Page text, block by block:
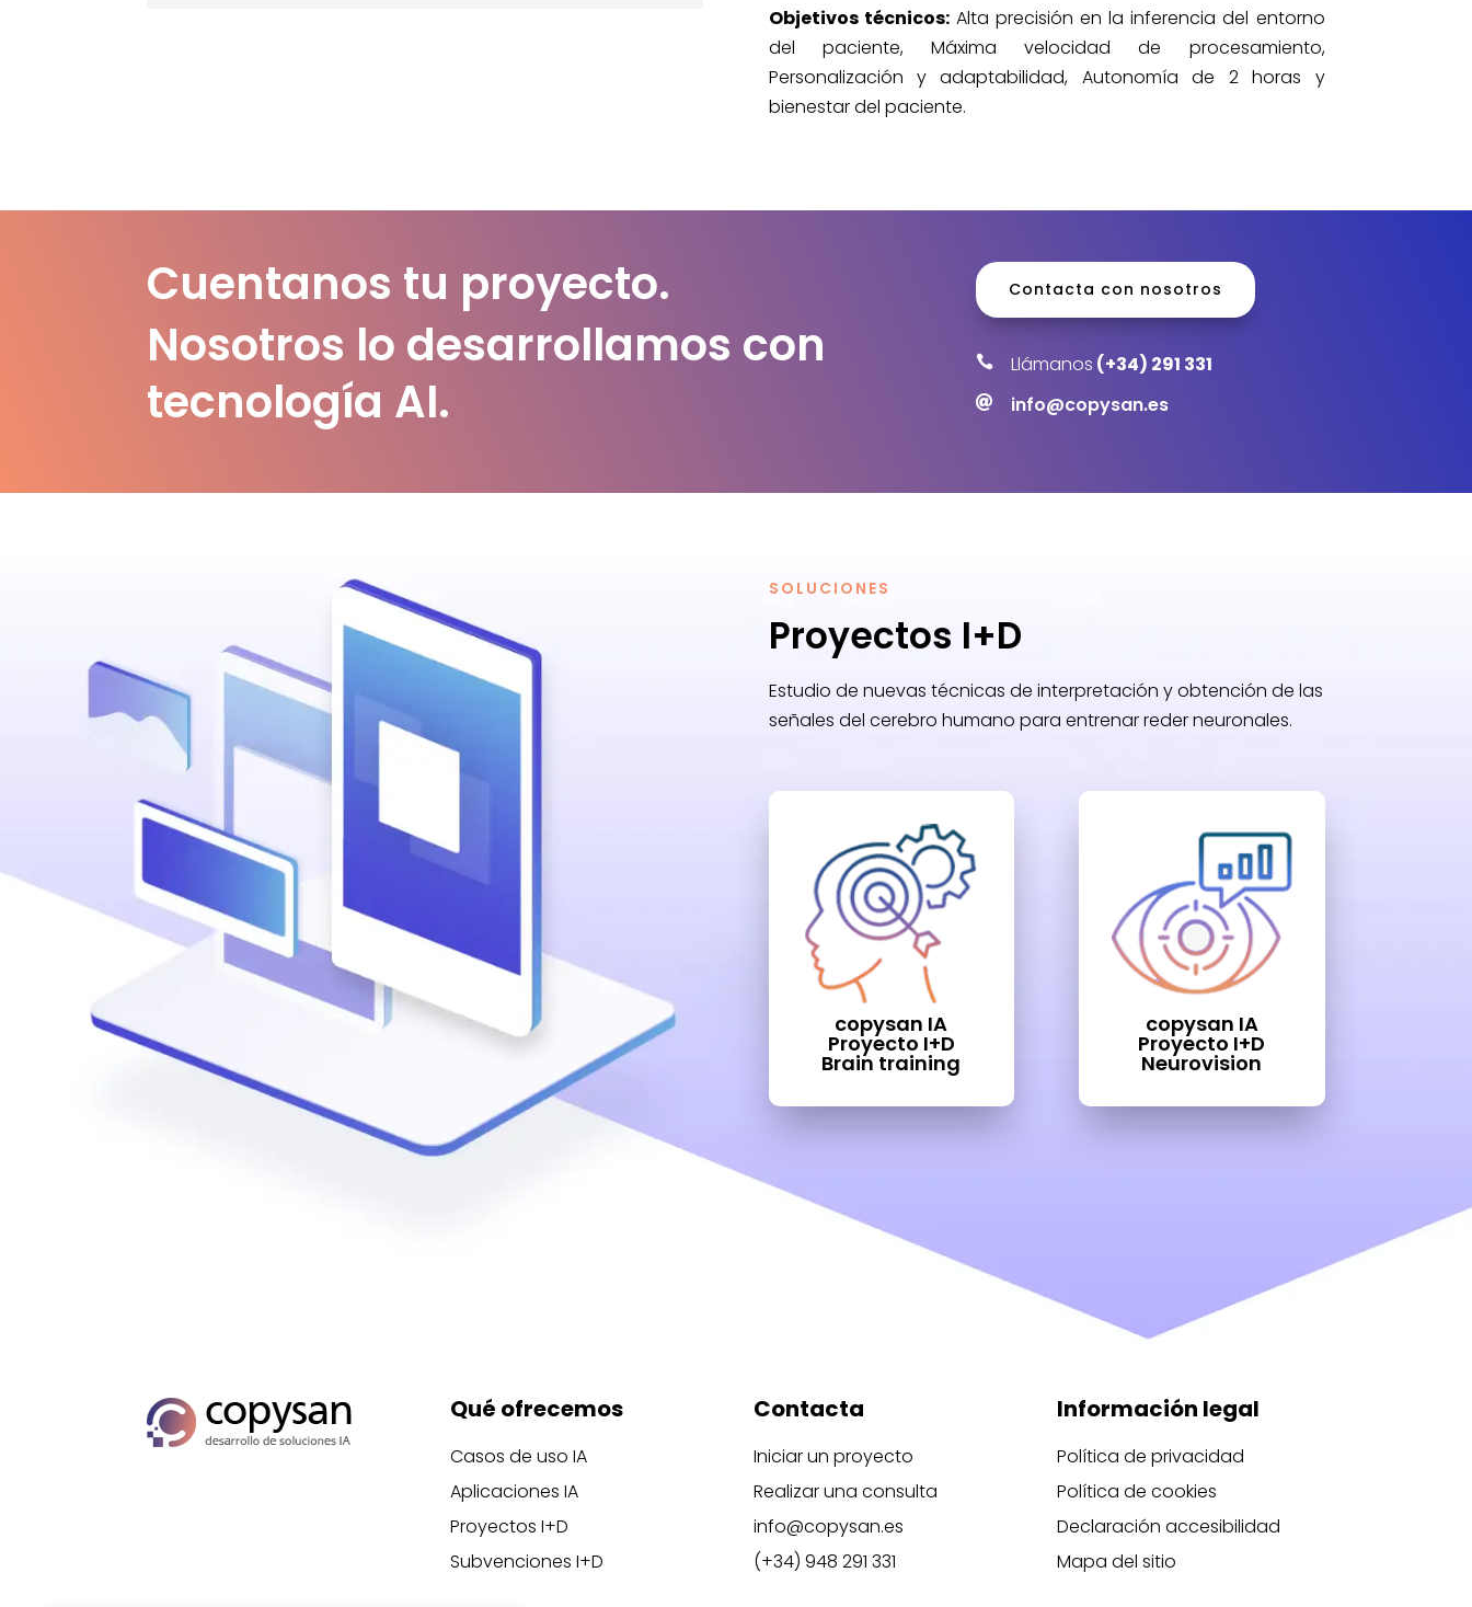
Objetivos técnicos:Alta precisión en la inferencia del entorno
del paciente, Máxima velocidad de procesamiento,
Personalización y adaptabilidad, Autonomía de 2 horas y
bienestar del paciente.
Cuentanos tu proyecto.
Nosotros lo desarrollamos con
tecnología AI.
Contacta con nosotros
 Llámanos (+34) 291 331
 info@copysan.es
SOLUCIONES
Proyectos I+D
Estudio de nuevas técnicas de interpretación y obtención de las
señales del cerebro humano para entrenar reder neuronales.
copysan IA
Proyecto I+D
Brain training
copysan IA
Proyecto I+D
Neurovision
Qué ofrecemos
Casos de uso IA
Aplicaciones IA
Proyectos I+D
Subvenciones I+D
Contacta
Iniciar un proyecto
Realizar una consulta
info@copysan.es
(+34) 948 291 331
Información legal
Política de privacidad
Política de cookies
Declaración accesibilidad
Mapa del sitio